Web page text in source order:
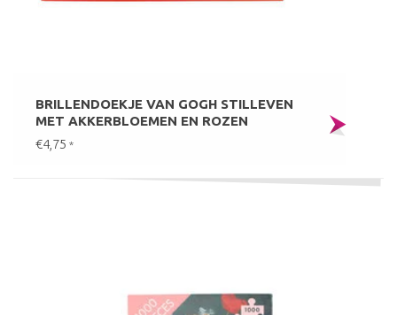
BRILLENDOEKJE VAN GOGH STILLEVEN
MET AKKERBLOEMEN EN ROZEN
€4,75 *